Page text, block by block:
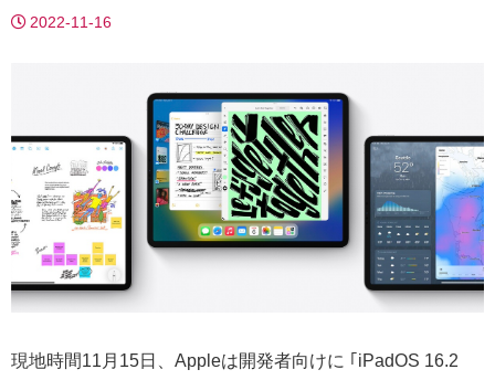
2022-11-16
現地時間11月15日、Appleは開発者向けに ｢iPadOS 16.2